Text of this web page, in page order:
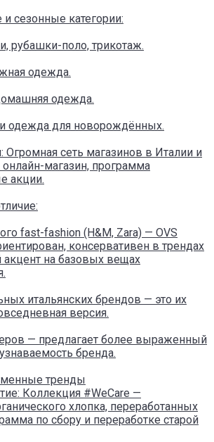
сезонные категории:
рубашки-поло, трикотаж.
одежда.
одежда.
одежда для новорождённых.
Огромная сеть магазинов в Италии и
магазин, программа
акции.
fast-fashion (H&M, Zara) — OVS
консервативен в трендах
на базовых вещах
итальянских брендов — это их
версия.
— предлагает более выраженный
бренда.
тренды
Коллекция #WeCare —
хлопка, переработанных
по сбору и переработке старой